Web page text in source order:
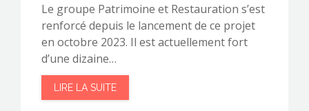
Le groupe Patrimoine et Restauration s’est
renforcé depuis le lancement de ce projet
en octobre 2023. Il est actuellement fort
d’une dizaine…
LIRE LA SUITE